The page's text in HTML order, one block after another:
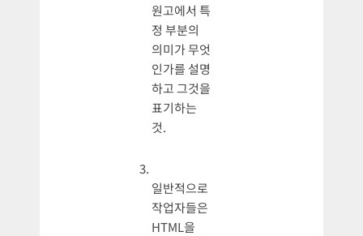
원고에서 특
정 부분의
의미가 무엇
인가를 설명
하고 그것을
표기하는
것.
일반적으로
작업자들은
HTML을